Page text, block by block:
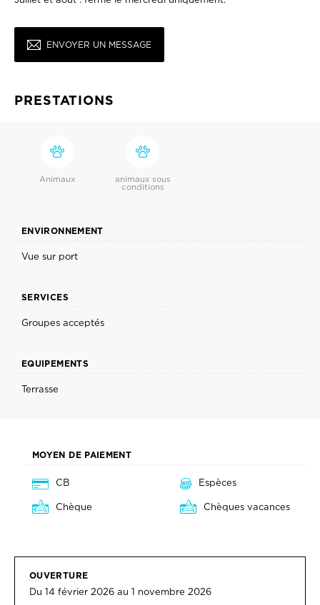
ENVOYER UN MESSAGE
PRESTATIONS
Animaux animaux sous
conditions
ENVIRONNEMENT
Vue sur port
SERVICES
Groupes acceptés
EQUIPEMENTS
Terrasse
MOYEN DE PAIEMENT
CB
Espèces
Chèque
Chèques vacances
OUVERTURE
Du 14 février 2026 au 1 novembre 2026